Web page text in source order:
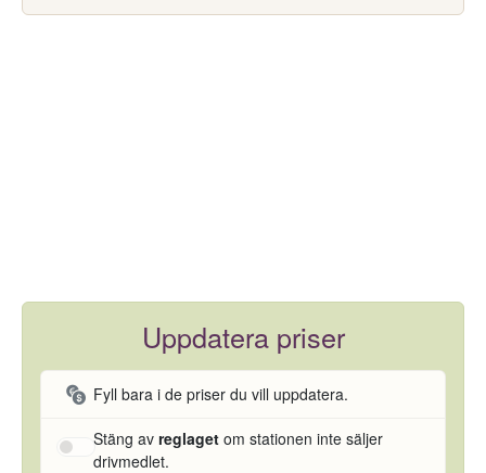
Uppdatera priser
Fyll bara i de priser du vill uppdatera.
Stäng av reglaget om stationen inte säljer
drivmedlet.